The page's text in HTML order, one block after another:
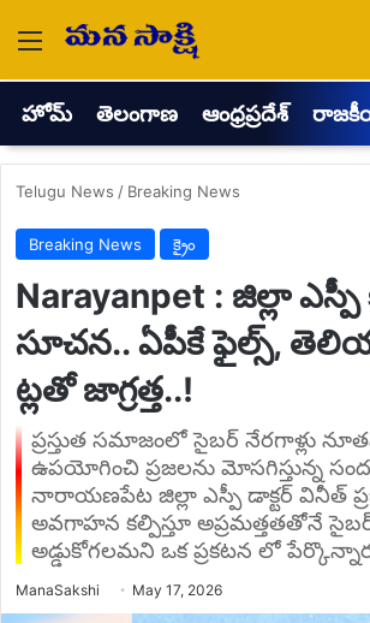
Menu
హోమ్ తెలంగాణ ఆంధ్రప్రదేశ్
Telugu News / Breaking News
Breaking News క్రైం
Narayanpet : జిల్లా ఎస్పీ
సూచన.. ఏపీకే ఫైల్స్,
ట్లతో జాగ్రత్త..!
ప్రస్తుత సమాజంలో సైబర్ నేరగాళ్లు
ఉపయోగించి ప్రజలను మోసగిస్తున్న
నారాయణపేట జిల్లా ఎస్పీ డాక్టర్ వినీత్
అవగాహన కల్పిస్తూ అప్రమత్తతతోనే
అడ్డుకోగలమని ఒక ప్రకటన లో
ManaSakshi Send May 17, 2026